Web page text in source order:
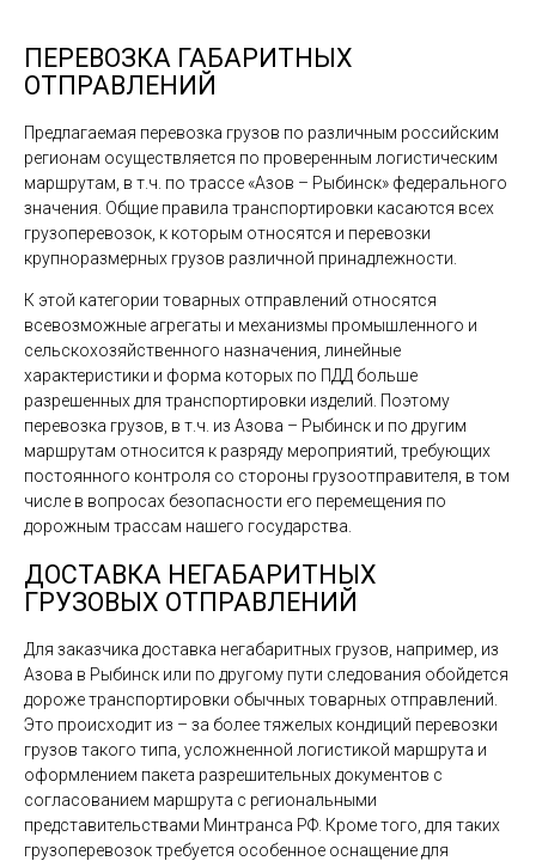
ПЕРЕВОЗКА ГАБАРИТНЫХ
ОТПРАВЛЕНИЙ
Предлагаемая перевозка грузов по различным российским
регионам осуществляется по проверенным логистическим
маршрутам, в т.ч. по трассе «Азов – Рыбинск» федерального
значения. Общие правила транспортировки касаются всех
грузоперевозок, к которым относятся и перевозки
крупноразмерных грузов различной принадлежности.
К этой категории товарных отправлений относятся
всевозможные агрегаты и механизмы промышленного и
сельскохозяйственного назначения, линейные
характеристики и форма которых по ПДД больше
разрешенных для транспортировки изделий. Поэтому
перевозка грузов, в т.ч. из Азова – Рыбинск и по другим
маршрутам относится к разряду мероприятий, требующих
постоянного контроля со стороны грузоотправителя, в том
числе в вопросах безопасности его перемещения по
дорожным трассам нашего государства.
ДОСТАВКА НЕГАБАРИТНЫХ
ГРУЗОВЫХ ОТПРАВЛЕНИЙ
Для заказчика доставка негабаритных грузов, например, из
Азова в Рыбинск или по другому пути следования обойдется
дороже транспортировки обычных товарных отправлений.
Это происходит из – за более тяжелых кондиций перевозки
грузов такого типа, усложненной логистикой маршрута и
оформлением пакета разрешительных документов с
согласованием маршрута с региональными
представительствами Минтранса РФ. Кроме того, для таких
грузоперевозок требуется особенное оснащение для